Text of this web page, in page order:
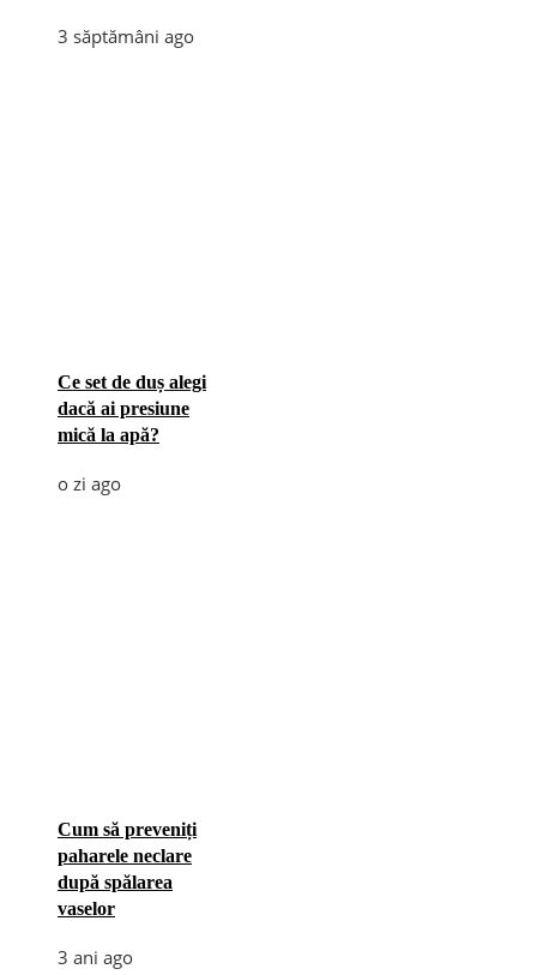
3 săptămâni ago
Ce set de duș alegi
dacă ai presiune
mică la apă?
o zi ago
Cum să preveniți
paharele neclare
după spălarea
vaselor
3 ani ago